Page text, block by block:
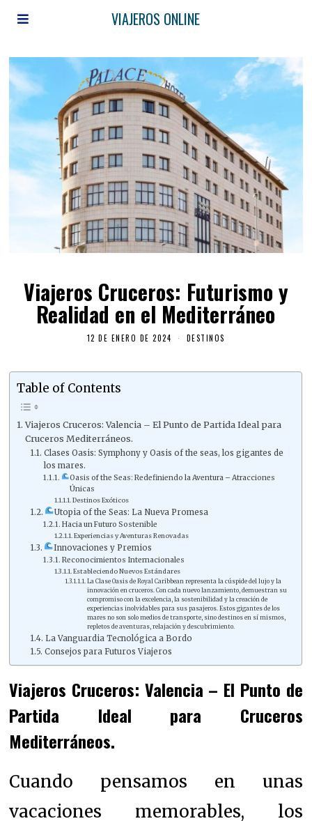
VIAJEROS ONLINE
Viajeros Cruceros: Futurismo y
Realidad en el Mediterráneo
12 DE ENERO DE 2024 DESTINOS
Table of Contents
Viajeros Cruceros: Valencia – El Punto de Partida Ideal para
Cruceros Mediterráneos.
Clases Oasis: Symphony y Oasis of the seas, los gigantes de
los mares.
Oasis of the Seas: Redefiniendo la Aventura – Atracciones
Únicas
Destinos Exóticos
Utopia of the Seas: La Nueva Promesa
Hacia un Futuro Sostenible
Experiencias y Aventuras Renovadas
Innovaciones y Premios
Reconocimientos Internacionales
Estableciendo Nuevos Estándares
La Clase Oasis de Royal Caribbean representa la cúspide del lujo y la
innovación en cruceros. Con cada nuevo lanzamiento, demuestran su
compromiso con la excelencia, la sostenibilidad y la creación de
experiencias inolvidables para sus pasajeros. Estos gigantes de los
mares no son solo medios de transporte, sino destinos en sí mismos,
repletos de aventuras, relajación y descubrimiento.
La Vanguardia Tecnológica a Bordo
Consejos para Futuros Viajeros
Viajeros Cruceros: Valencia – El Punto de
Partida Ideal para Cruceros
Mediterráneos.
Cuando pensamos en unas
vacaciones memorables, los